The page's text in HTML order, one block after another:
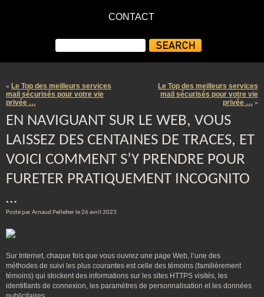
CONTACT
« Le Top des meilleurs services
mail sécurisés pour votre vie
privée …
Le Top des meilleurs services
mail sécurisés pour votre vie
privée … »
EN NAVIGUANT SUR LE WEB, VOUS
LAISSEZ DES CENTAINES DE TRACES, ET
VOICI COMMENT S’Y PRENDRE POUR
FURETER PRATIQUEMENT INCOGNITO
…
Posté par Arnaud Pelletier le 26 avril 2023
Sur Internet, chaque fois que vous ouvrez une page Web, l’une des
méthodes de suivi les plus courantes est celle des témoins (familièrement
témoins) qui stockent des informations sur les sites HTTPS visités, les
identifiants de connexion, les paramètres de personnalisation et les données